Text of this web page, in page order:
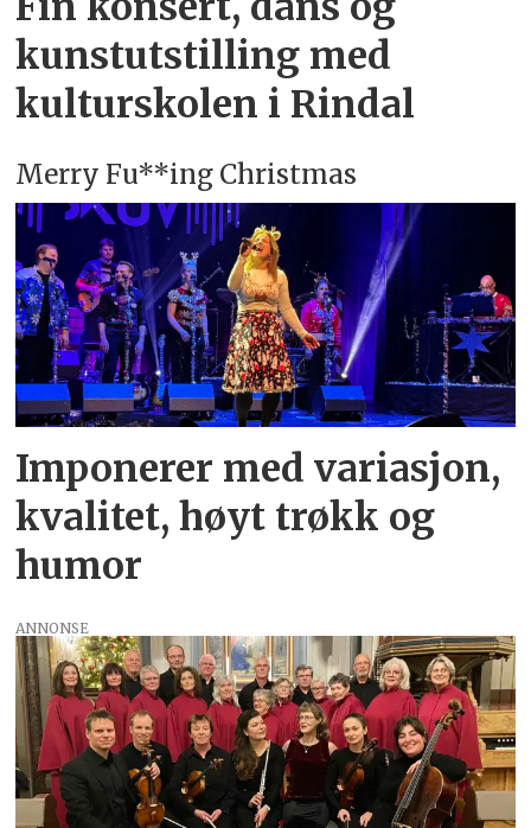
kunstutstilling med
kulturskolen i Rindal
Merry Fu**ing Christmas
Imponerer med variasjon,
kvalitet, høyt trøkk og
humor
ANNONSE